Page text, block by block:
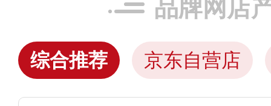
品牌网店
综合推荐 京东自营店